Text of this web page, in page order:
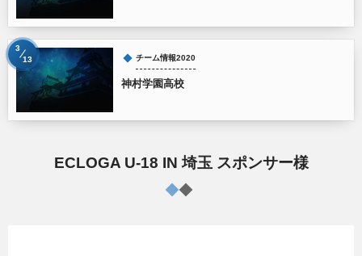
チーム情報2020
神村学園高校
3
13
ECLOGA U-18 IN 埼玉 スポンサー様